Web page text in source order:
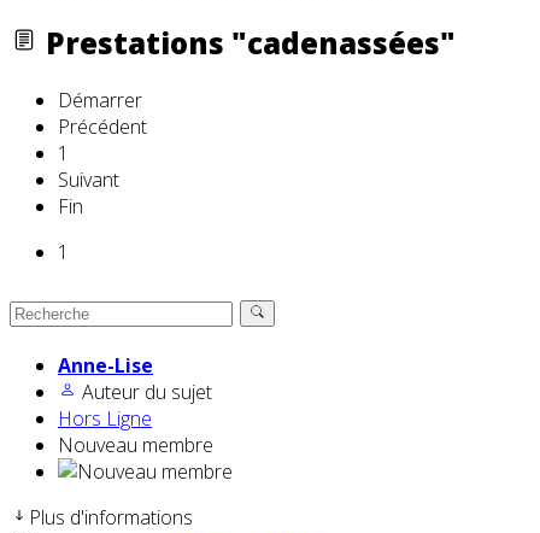
Prestations "cadenassées"
Démarrer
Précédent
1
Suivant
Fin
1
Anne-Lise
Auteur du sujet
Hors Ligne
Nouveau membre
Plus d'informations